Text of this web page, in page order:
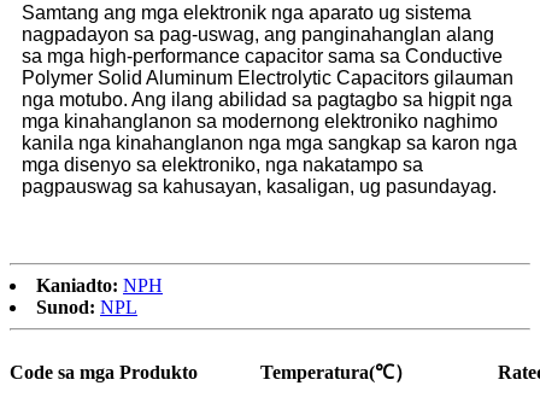
Samtang ang mga elektronik nga aparato ug sistema
nagpadayon sa pag-uswag, ang panginahanglan alang
sa mga high-performance capacitor sama sa Conductive
Polymer Solid Aluminum Electrolytic Capacitors gilauman
nga motubo. Ang ilang abilidad sa pagtagbo sa higpit nga
mga kinahanglanon sa modernong elektroniko naghimo
kanila nga kinahanglanon nga mga sangkap sa karon nga
mga disenyo sa elektroniko, nga nakatampo sa
pagpauswag sa kahusayan, kasaligan, ug pasundayag.
Kaniadto: NPH
Sunod: NPL
Code sa mga Produkto Temperatura(℃）